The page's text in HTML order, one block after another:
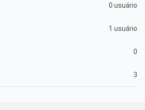
0 usuário
1 usuário
0
3